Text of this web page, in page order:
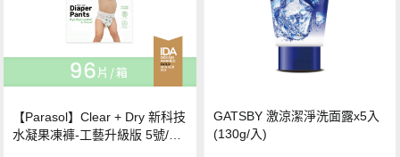
【Parasol】Clear + Dry 新科技
水凝果凍褲-工藝升級版 5號/XL
GATSBY 激涼潔淨洗面露x5入
(130g/入)